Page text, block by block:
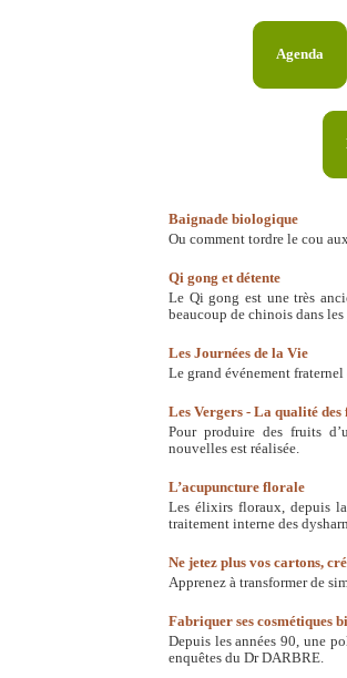
Agenda
Baignade biologique
Ou comment tordre le cou
Qi gong et détente
Le Qi gong est une très
beaucoup de chinois dans
Les Journées de la Vie
Le grand événement
Les Vergers - La qualité
Pour produire des fruits
nouvelles est réalisée.
L’acupuncture florale
Les élixirs floraux, depuis
traitement interne des
Ne jetez plus vos cartons,
Apprenez à transformer de
Fabriquer ses cosmétiques
Depuis les années 90, une
enquêtes du Dr DARBRE.